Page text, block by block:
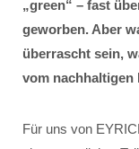
„green“ – fast
geworben. Aber
überrascht sein,
vom nachhaltigen
Für uns von